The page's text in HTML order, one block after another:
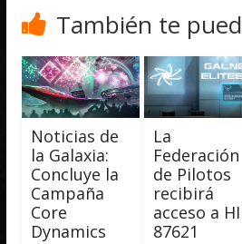
También te
Noticias de
la Galaxia:
Concluye la
Campaña
Core
Dynamics
La
Federación
de Pilotos
recibirá
acceso a
87621